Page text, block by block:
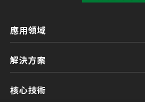
應用領域
解決方案
核心技術